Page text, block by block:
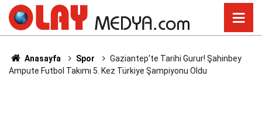
Anasayfa Spor
Gaziantep'te Tarihi Gurur! Şahinbey
Ampute Futbol Takımı 5. Kez Türkiye Şampiyonu Oldu